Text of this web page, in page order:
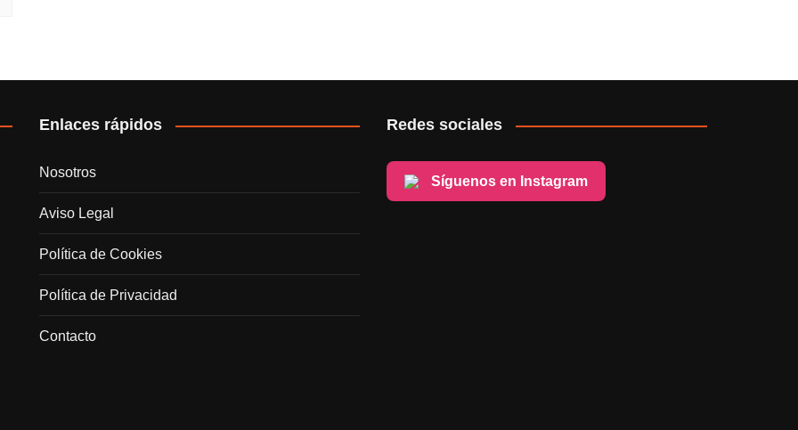
Enlaces rápidos
Nosotros
Aviso Legal
Política de Cookies
Política de Privacidad
Contacto
Redes sociales
Síguenos en Instagram